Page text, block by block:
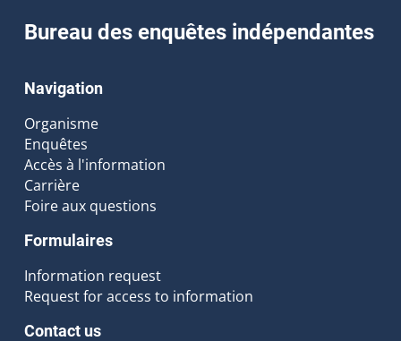
Bureau des enquêtes indépendantes
Navigation
Organisme
Enquêtes
Accès à l'information
Carrière
Foire aux questions
Formulaires
Information request
Request for access to information
Contact us